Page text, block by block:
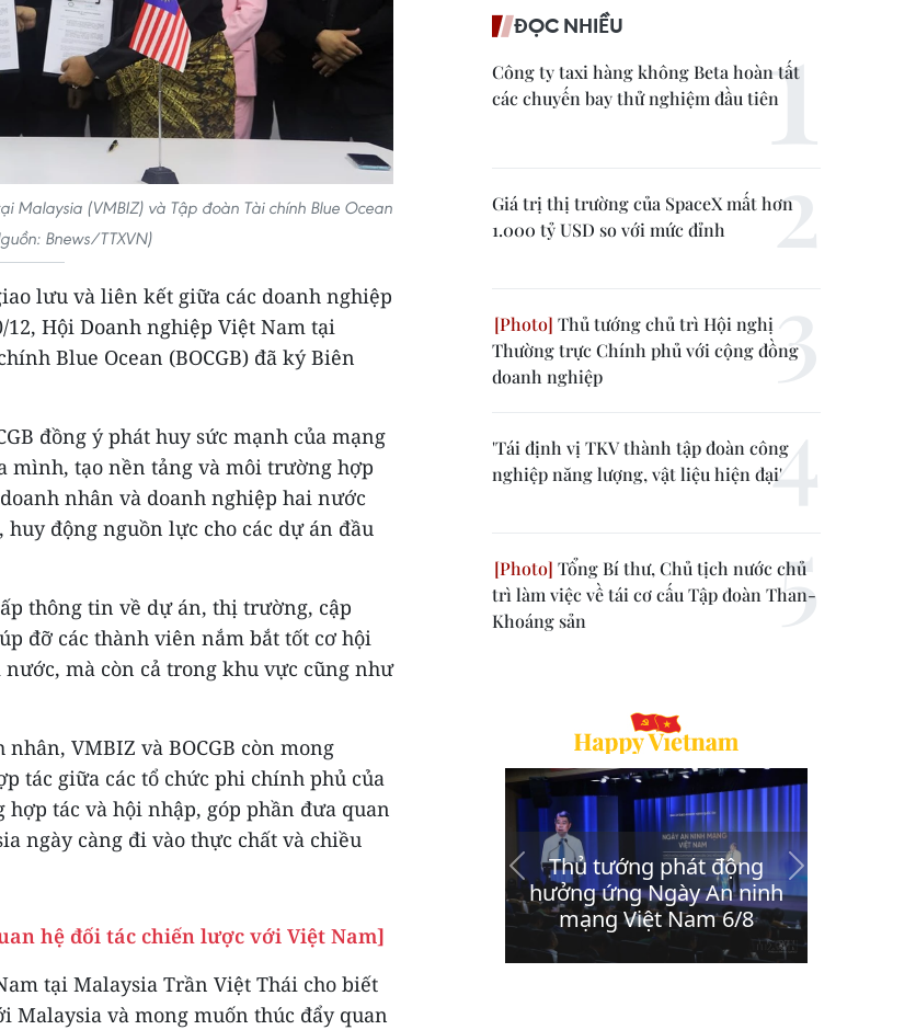
Malaysia (VMBIZ) và Tập đoàn Tài chính Blue Ocean
Bnews/TTXVN)
lưu và liên kết giữa các doanh nghiệp
Hội Doanh nghiệp Việt Nam tại
Blue Ocean (BOCGB) đã ký Biên
đồng ý phát huy sức mạnh của mạng
mình, tạo nền tảng và môi trường hợp
nhân và doanh nghiệp hai nước
động nguồn lực cho các dự án đầu
thông tin về dự án, thị trường, cập
đỡ các thành viên nắm bắt tốt cơ hội
mà còn cả trong khu vực cũng như
VMBIZ và BOCGB còn mong
tác giữa các tổ chức phi chính phủ của
tác và hội nhập, góp phần đưa quan
ngày càng đi vào thực chất và chiều
hệ đối tác chiến lược với Việt Nam]
tại Malaysia Trần Việt Thái cho biết
Malaysia và mong muốn thúc đẩy quan
ĐỌC NHIỀU
Công ty taxi hàng không Beta hoàn tất
các chuyến bay thử nghiệm đầu tiên
Giá trị thị trường của SpaceX mất hơn
1.000 tỷ USD so với mức đỉnh
Thủ tướng chủ trì Hội nghị
Thường trực Chính phủ với cộng đồng
doanh nghiệp
'Tái định vị TKV thành tập đoàn công
nghiệp năng lượng, vật liệu hiện đại'
Tổng Bí thư, Chủ tịch nước chủ
trì làm việc về tái cơ cấu Tập đoàn Than-
Khoáng sản